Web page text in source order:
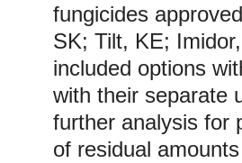
fungicides
SK; Tilt, KE;
included options
with their separate
further analysis for
of residual